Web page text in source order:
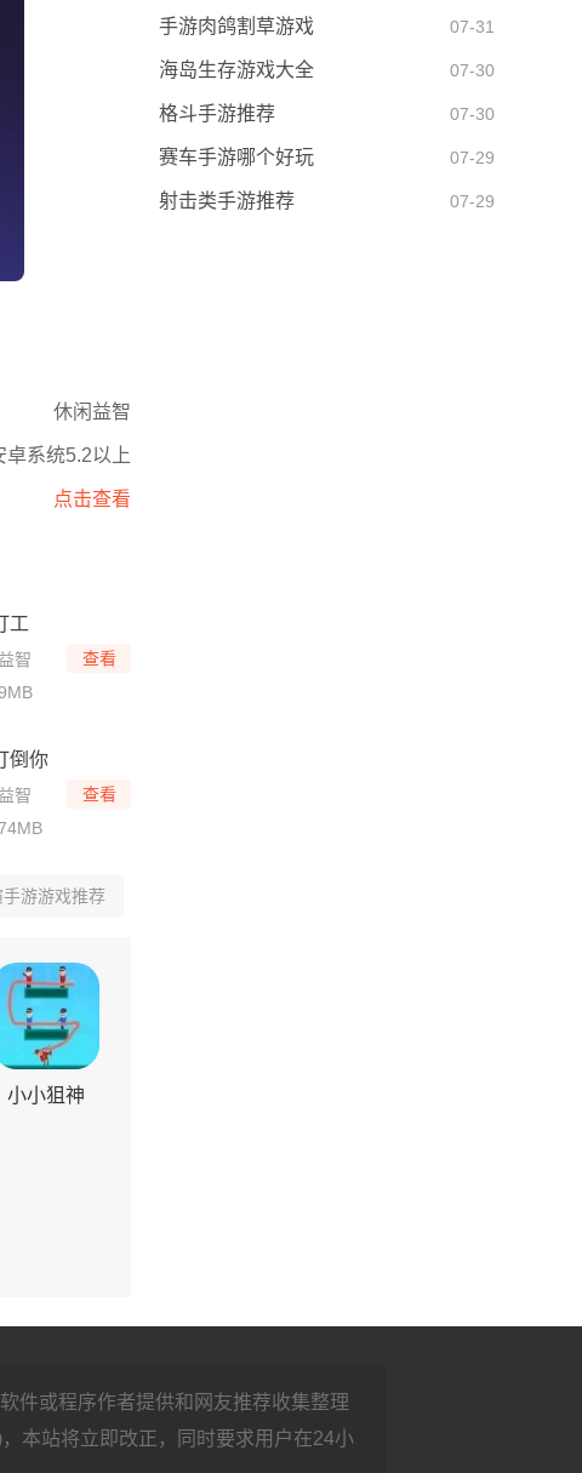
休闲益智
卓系统5.2以上
点击查看
工
智
查看
倒你
智
查看
手游游戏推荐
小小狙神
手游肉鸽割草游戏 07-31
海岛生存游戏大全 07-30
格斗手游推荐 07-30
赛车手游哪个好玩 07-29
射击类手游推荐 07-29
件或程序作者提供和网友推荐收集整理
本站将立即改正，同时要求用户在24小